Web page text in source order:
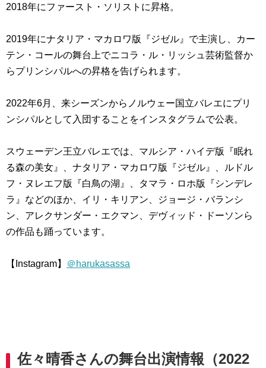
2018年にファースト・ソリストに昇格。
2019年にナタリア・マカロワ版『ジゼル』で主演し、カー
テン・コールの舞台上でニコラ・ル・リッシュ芸術監督か
らプリンシパルへの昇格を告げられます。
2022年6月、来シーズンからノルウェー国立バレエにプリ
ンシパルとして入団することをインスタグラムで公表。
スウェーデン王立バレエでは、マルシア・ハイデ版『眠れ
る森の美女』、ナタリア・マカロワ版『ジゼル』、ルドル
フ・ヌレエフ版『白鳥の湖』、タマラ・ロホ版『シンデレ
ラ』などのほか、イリ・キリアン、ジョージ・バランシ
ン、アレクサンダー・エクマン、デヴィッド・ドーソンら
の作品も踊っています。
【Instagram】 ＠harukasassa
佐々晴香さんの舞台出演情報（2022